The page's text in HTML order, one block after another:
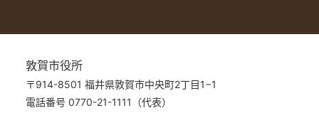
敦賀市役所
〒914-8501 福井県敦賀市中央町2丁目1−1
電話番号 0770-21-1111（代表）